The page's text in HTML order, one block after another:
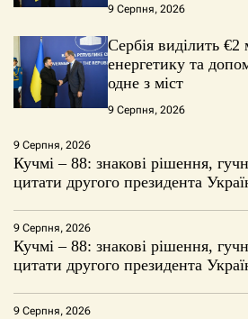
9 Серпня, 2026
Сербія виділить €2
енергетику та
одне з міст
9 Серпня, 2026
9 Серпня, 2026
Кучмі – 88: знакові рішення,
цитати другого президента
9 Серпня, 2026
Кучмі – 88: знакові рішення,
цитати другого президента
9 Серпня, 2026